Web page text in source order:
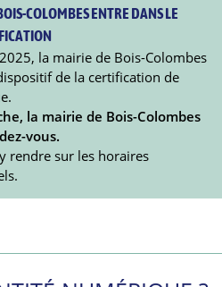
COLOMBES ENTRE DANS LE
la mairie de Bois-Colombes
de la certification de
la mairie de Bois-Colombes
vous.
rendre sur les horaires